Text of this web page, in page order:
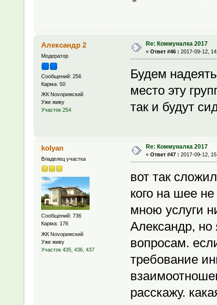
Александр 2
Модератор
Сообщений: 256
Карма: 50
ЖК Novoрижский
Уже живу
Участок 254
Re: Коммуналка 2017
« Ответ #46 : 2017-09-12,
Будем
место эту
так и будут
kolyan
Владелец участка
Сообщений: 736
Карма: 176
ЖК Novoрижский
Уже живу
Участок 435, 436, 437
Re: Коммуналка 2017
« Ответ #47 : 2017-09-12,
вот так
кого на шее
мною услуги
Александр,
вопросам.
требование
расскажу.